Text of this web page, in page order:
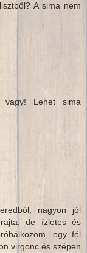
A sima nem
vagy! Lehet sima
nagyon jól
de ízletes és
egy fél
virgonc és szépen